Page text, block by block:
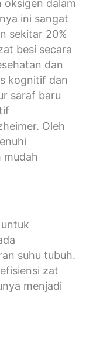
oksigen dalam
ini sangat
sekitar 20%
besi secara
dan
kognitif dan
saraf baru
Oleh
mudah
suhu tubuh.
zat
menjadi